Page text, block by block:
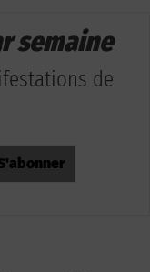
semaine
de